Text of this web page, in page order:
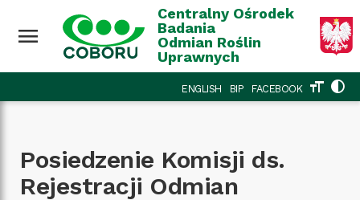
menu
Centralny Ośrodek
Badania
Odmian Roślin
Uprawnych
ENGLISH BIP FACEBOOK format_size contrast
Posiedzenie Komisji ds.
Rejestracji Odmian